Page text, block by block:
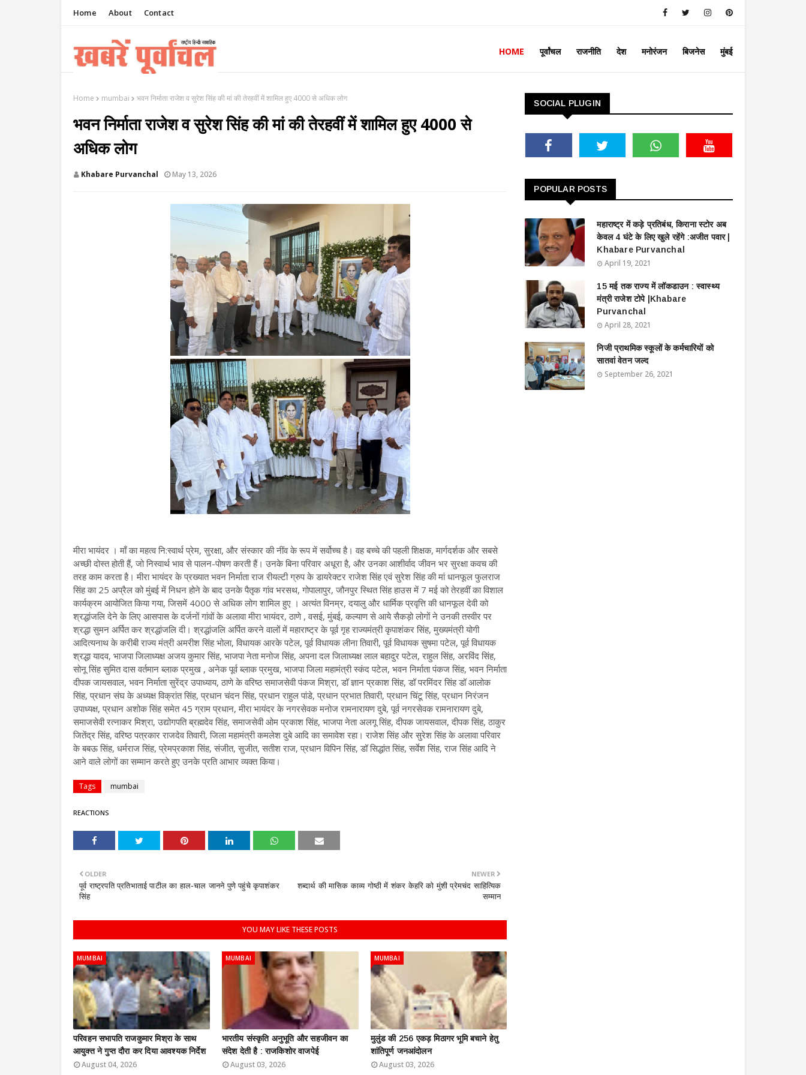
Home About Contact
HOME पूर्वांचल राजनीति देश मनोरंजन बिजनेस मुंबई
Home mumbai भवन निर्माता राजेश व सुरेश सिंह की मां की तेरहवीं में शामिल हुए 4000 से अधिक लोग
भवन निर्माता राजेश व सुरेश सिंह की मां की तेरहवीं में शामिल हुए 4000 से
अधिक लोग
Khabare Purvanchal May 13, 2026
मीरा भायंदर । माँ का महत्व नि:स्वार्थ प्रेम, सुरक्षा, और संस्कार की नींव के रूप में सर्वोच्च है। वह बच्चे की पहली शिक्षक, मार्गदर्शक और सबसे
अच्छी दोस्त होती हैं, जो निस्वार्थ भाव से पालन-पोषण करती हैं। उनके बिना परिवार अधूरा है, और उनका आशीर्वाद जीवन भर सुरक्षा कवच की
तरह काम करता है। मीरा भायंदर के प्रख्यात भवन निर्माता राज रीयल्टी ग्रुप के डायरेक्टर राजेश सिंह एवं सुरेश सिंह की मां धानफूल फुलराज
सिंह का 25 अप्रैल को मुंबई में निधन होने के बाद उनके पैतृक गांव भरसथ, गोपालापुर, जौनपुर स्थित सिंह हाउस में 7 मई को तेरहवीं का विशाल
कार्यक्रम आयोजित किया गया, जिसमें 4000 से अधिक लोग शामिल हुए । अत्यंत विनम्र, दयालु और धार्मिक प्रवृत्ति की धानफूल देवी को
श्रद्धांजलि देने के लिए आसपास के दर्जनों गांवों के अलावा मीरा भायंदर, ठाणे , वसई, मुंबई, कल्याण से आये सैकड़ो लोगों ने उनकी तस्वीर पर
श्रद्धा सुमन अर्पित कर श्रद्धांजलि दी। श्रद्धांजलि अर्पित करने वालों में महाराष्ट्र के पूर्व गृह राज्यमंत्री कृपाशंकर सिंह, मुख्यमंत्री योगी
आदित्यनाथ के करीबी राज्य मंत्री अमरीश सिंह भोला, विधायक आरके पटेल, पूर्व विधायक लीना तिवारी, पूर्व विधायक सुषमा पटेल, पूर्व विधायक
श्रद्धा यादव, भाजपा जिलाध्यक्ष अजय कुमार सिंह, भाजपा नेता मनोज सिंह, अपना दल जिलाध्यक्ष लाल बहादुर पटेल, राहुल सिंह, अरविंद सिंह,
सोनू सिंह सुमित दास वर्तमान ब्लाक प्रमुख , अनेक पूर्व ब्लाक प्रमुख, भाजपा जिला महामंत्री स्कंद पटेल, भवन निर्माता पंकज सिंह, भवन निर्माता
दीपक जायसवाल, भवन निर्माता सुरेंद्र उपाध्याय, ठाणे के वरिष्ठ समाजसेवी पंकज मिश्रा, डॉ ज्ञान प्रकाश सिंह, डॉ परमिंदर सिंह डॉ आलोक
सिंह, प्रधान संघ के अध्यक्ष विक्रांत सिंह, प्रधान चंदन सिंह, प्रधान राहुल पांडे, प्रधान प्रभात तिवारी, प्रधान चिंटू सिंह, प्रधान निरंजन
उपाध्यक्ष, प्रधान अशोक सिंह समेत 45 ग्राम प्रधान, मीरा भायंदर के नगरसेवक मनोज रामनारायण दुबे, पूर्व नगरसेवक रामनारायण दुबे,
समाजसेवी रत्नाकर मिश्रा, उद्योगपति ब्रह्मदेव सिंह, समाजसेवी ओम प्रकाश सिंह, भाजपा नेता अलगू सिंह, दीपक जायसवाल, दीपक सिंह, ठाकुर
जितेंद्र सिंह, वरिष्ठ पत्रकार राजदेव तिवारी, जिला महामंत्री कमलेश दुबे आदि का समावेश रहा। राजेश सिंह और सुरेश सिंह के अलावा परिवार
के बबऊ सिंह, धर्मराज सिंह, प्रेमप्रकाश सिंह, संजीत, सुजीत, सतीश राज, प्रधान विपिन सिंह, डॉ सिद्धांत सिंह, सर्वेश सिंह, राज सिंह आदि ने
आने वाले लोगों का सम्मान करते हुए उनके प्रति आभार व्यक्त किया।
Tags mumbai
REACTIONS
NEWER
शब्दार्थ की मासिक काव्य गोष्ठी में शंकर केहरि को मुंशी प्रेमचंद साहित्यिक
सम्मान
OLDER
पूर्व राष्ट्रपति प्रतिभाताई पाटील का हाल-चाल जानने पुणे पहुंचे कृपाशंकर
सिंह
YOU MAY LIKE THESE POSTS
MUMBAI
परिवहन सभापति राजकुमार मिश्रा के साथ
आयुक्त ने गुप्त दौरा कर दिया आवश्यक निर्देश
August 04, 2026
MUMBAI
भारतीय संस्कृति अनुभूति और सहजीवन का
संदेश देती है : राजकिशोर वाजपेई
August 03, 2026
MUMBAI
मुलुंड की 256 एकड़ मिठागर भूमि बचाने हेतु
शांतिपूर्ण जनआंदोलन
August 03, 2026
SOCIAL PLUGIN
POPULAR POSTS
महाराष्ट्र में कड़े प्रतिबंध, किराना स्टोर अब
केवल 4 घंटे के लिए खुले रहेंगे :अजीत पवार |
Khabare Purvanchal
April 19, 2021
15 मई तक राज्य में लॉकडाउन : स्वास्थ्य
मंत्री राजेश टोपे |Khabare
Purvanchal
April 28, 2021
निजी प्राथमिक स्कूलों के कर्मचारियों को
सातवां वेतन जल्द
September 26, 2021